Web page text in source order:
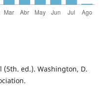
(5th. ed.). Washington, D.